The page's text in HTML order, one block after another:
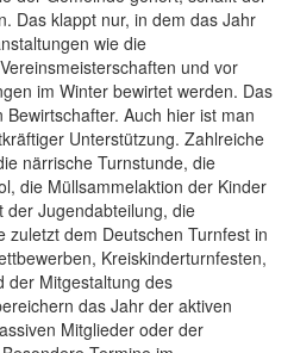
Das klappt nur, in dem das Jahr
wie die
und vor
im Winter bewirtet werden. Das
Auch hier ist man
Unterstützung. Zahlreiche
närrische Turnstunde, die
die Müllsammelaktion der Kinder
der Jugendabteilung, die
zuletzt dem Deutschen Turnfest in
Kreiskinderturnfesten,
der Mitgestaltung des
das Jahr der aktiven
Mitglieder oder der